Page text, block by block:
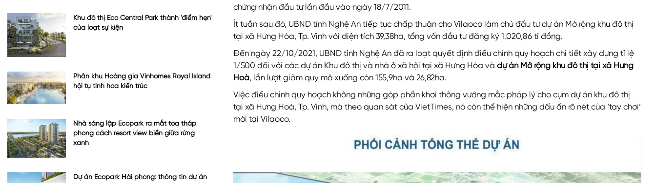
chứng nhận đầu tư lần đầu vào ngày 18/7/2011.
Ít tuần sau đó, UBND tỉnh Nghệ An tiếp tục chấp thuận cho Vilaoco làm chủ đầu tư dự án Mở rộng khu đô thị
tại xã Hưng Hòa, Tp. Vinh với diện tích 39,38ha, tổng vốn đầu tư đăng ký 1.020,86 tỉ đồng.
Đến ngày 22/10/2021, UBND tỉnh Nghệ An đã ra loạt quyết định điều chỉnh quy hoạch chi tiết xây dựng tỉ lệ
1/500 đối với các dự án Khu đô thị và nhà ở xã hội tại xã Hưng Hòa và dự án Mở rộng khu đô thị tại xã Hưng
Hoà, lần lượt giảm quy mô xuống còn 155,9ha và 26,82ha.
Việc điều chỉnh quy hoạch không những góp phần khơi thông vướng mắc pháp lý cho cụm dự án khu đô thị
tại xã Hưng Hoà, Tp. Vinh, mà theo quan sát của VietTimes, nó còn thể hiện những dấu ấn rõ nét của ‘tay chơi’
mới tại Vilaoco.
Khu đô thị Eco Central Park thành 'điểm hẹn'
của loạt sự kiện
Phân khu Hoàng gia Vinhomes Royal Island
hội tụ tinh hoa kiến trúc
Nhà sáng lập Ecopark ra mắt tòa tháp
phong cách resort view biển giữa rừng
xanh
Dự án Ecopark Hải phòng: thông tin dự án